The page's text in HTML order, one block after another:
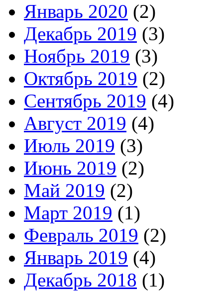
Январь 2020 (2)
Декабрь 2019 (3)
Ноябрь 2019 (3)
Октябрь 2019 (2)
Сентябрь 2019 (4)
Август 2019 (4)
Июль 2019 (3)
Июнь 2019 (2)
Май 2019 (2)
Март 2019 (1)
Февраль 2019 (2)
Январь 2019 (4)
Декабрь 2018 (1)